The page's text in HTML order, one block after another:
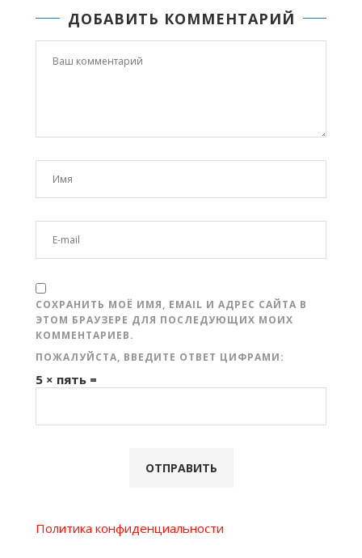
ДОБАВИТЬ КОММЕНТАРИЙ
СОХРАНИТЬ МОЁ ИМЯ, EMAIL И АДРЕС САЙТА В
ЭТОМ БРАУЗЕРЕ ДЛЯ ПОСЛЕДУЮЩИХ МОИХ
КОММЕНТАРИЕВ.
ПОЖАЛУЙСТА, ВВЕДИТЕ ОТВЕТ ЦИФРАМИ:
5 × пять =
Политика конфиденциальности